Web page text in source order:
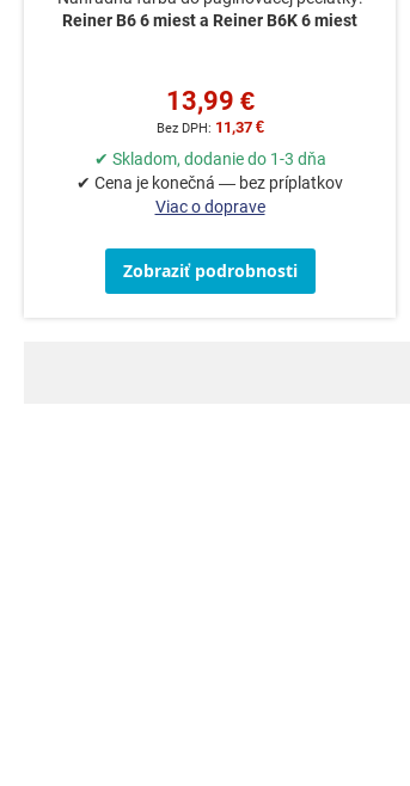
Reiner B6 6 miest a Reiner B6K 6 miest
13,99 €
11,37 €
✔ Skladom, dodanie do 1-3 dňa
✔ Cena je konečná — bez príplatkov
Viac o doprave
Zobraziť podrobnosti